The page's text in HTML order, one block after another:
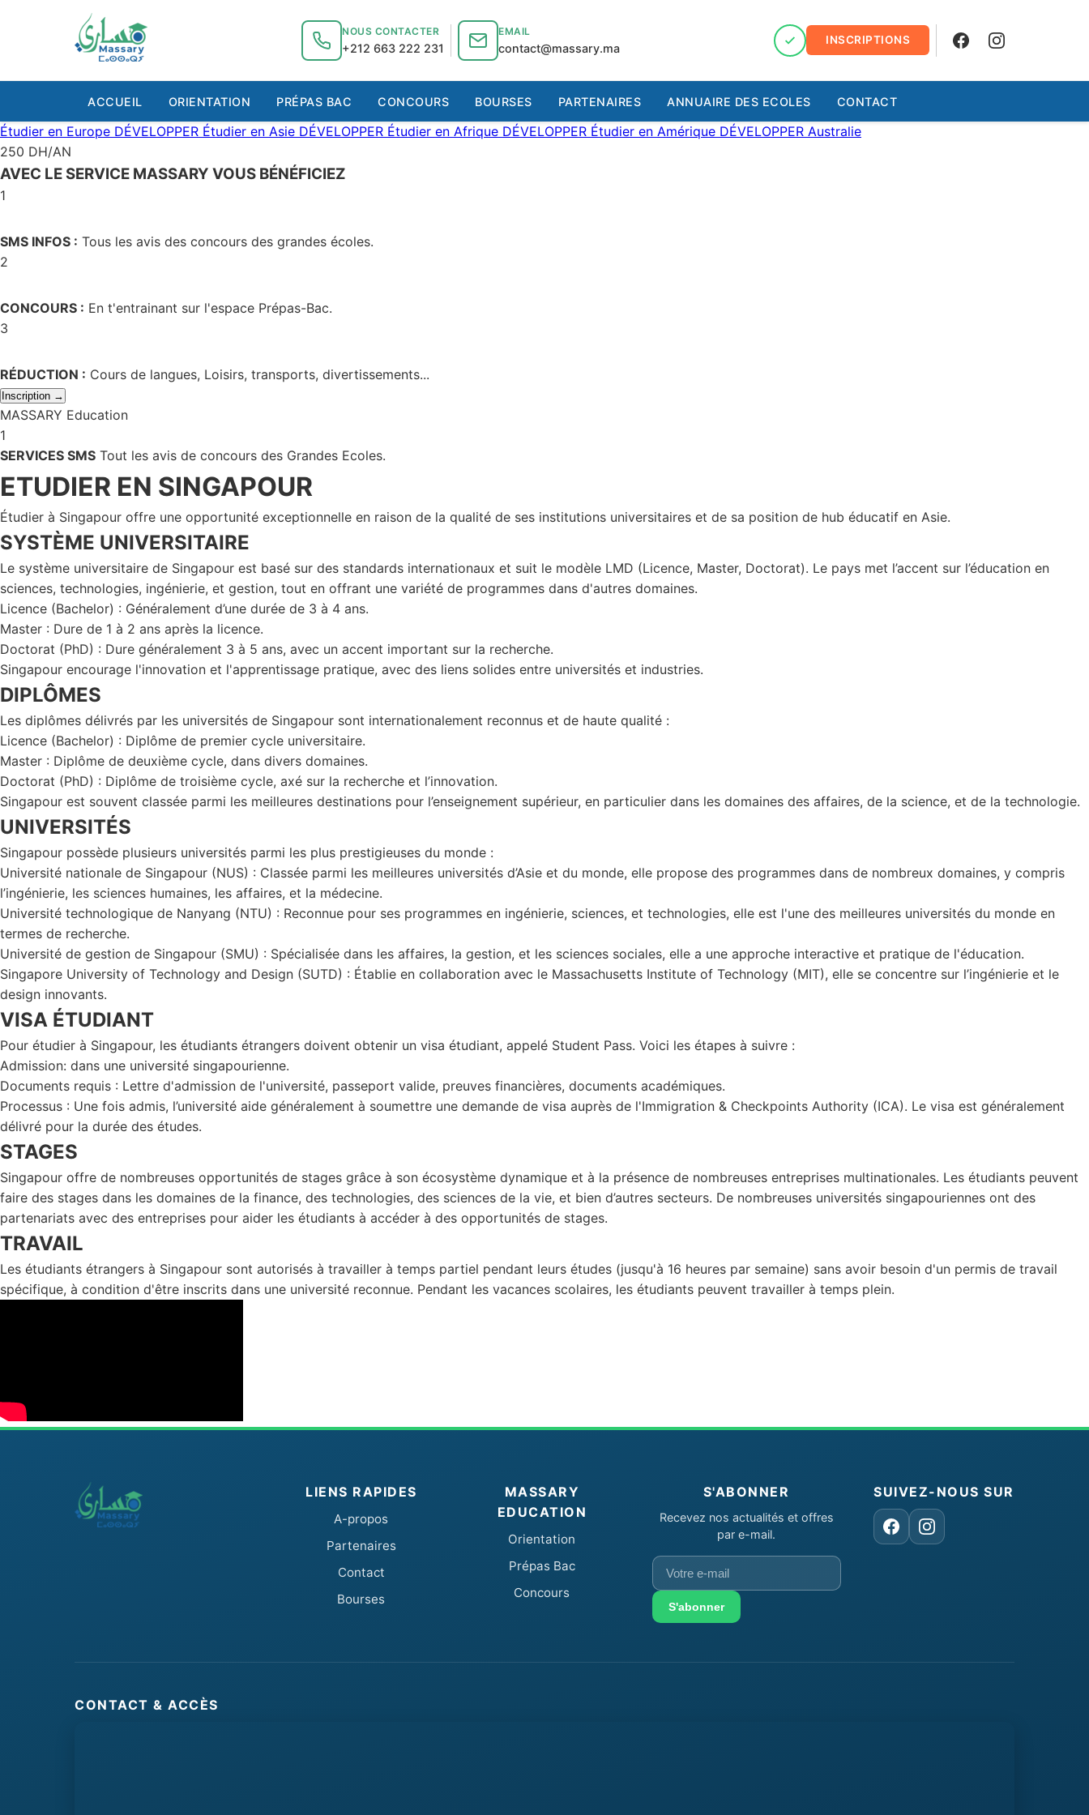
NOUS CONTACTER
+212 663 222 231
EMAIL
contact@massary.ma
INSCRIPTIONS
FacebookInstagram
ACCUEIL ORIENTATION PRÉPAS BAC CONCOURS BOURSES PARTENAIRES ANNUAIRE DES ECOLES CONTACT
Étudier en Europe DÉVELOPPER Étudier en Asie DÉVELOPPER Étudier en Afrique DÉVELOPPER Étudier en Amérique DÉVELOPPER Australie
250 DH/AN
AVEC LE SERVICE MASSARY VOUS BÉNÉFICIEZ
1
SMS INFOS : Tous les avis des concours des grandes écoles.
2
CONCOURS : En t'entrainant sur l'espace Prépas-Bac.
3
RÉDUCTION : Cours de langues, Loisirs, transports, divertissements...
Inscription →
MASSARY Education
1
SERVICES SMS Tout les avis de concours des Grandes Ecoles.
ETUDIER EN SINGAPOUR
Étudier à Singapour offre une opportunité exceptionnelle en raison de la qualité de ses institutions universitaires et de sa position de hub éducatif en Asie.
SYSTÈME UNIVERSITAIRE
Le système universitaire de Singapour est basé sur des standards internationaux et suit le modèle LMD (Licence, Master, Doctorat). Le pays met l’accent sur l’éducation en
sciences, technologies, ingénierie, et gestion, tout en offrant une variété de programmes dans d'autres domaines.
Licence (Bachelor) : Généralement d’une durée de 3 à 4 ans.
Master : Dure de 1 à 2 ans après la licence.
Doctorat (PhD) : Dure généralement 3 à 5 ans, avec un accent important sur la recherche.
Singapour encourage l'innovation et l'apprentissage pratique, avec des liens solides entre universités et industries.
DIPLÔMES
Les diplômes délivrés par les universités de Singapour sont internationalement reconnus et de haute qualité :
Licence (Bachelor) : Diplôme de premier cycle universitaire.
Master : Diplôme de deuxième cycle, dans divers domaines.
Doctorat (PhD) : Diplôme de troisième cycle, axé sur la recherche et l’innovation.
Singapour est souvent classée parmi les meilleures destinations pour l’enseignement supérieur, en particulier dans les domaines des affaires, de la science, et de la technologie.
UNIVERSITÉS
Singapour possède plusieurs universités parmi les plus prestigieuses du monde :
Université nationale de Singapour (NUS) : Classée parmi les meilleures universités d’Asie et du monde, elle propose des programmes dans de nombreux domaines, y compris
l’ingénierie, les sciences humaines, les affaires, et la médecine.
Université technologique de Nanyang (NTU) : Reconnue pour ses programmes en ingénierie, sciences, et technologies, elle est l'une des meilleures universités du monde en
termes de recherche.
Université de gestion de Singapour (SMU) : Spécialisée dans les affaires, la gestion, et les sciences sociales, elle a une approche interactive et pratique de l'éducation.
Singapore University of Technology and Design (SUTD) : Établie en collaboration avec le Massachusetts Institute of Technology (MIT), elle se concentre sur l’ingénierie et le
design innovants.
VISA ÉTUDIANT
Pour étudier à Singapour, les étudiants étrangers doivent obtenir un visa étudiant, appelé Student Pass. Voici les étapes à suivre :
Admission: dans une université singapourienne.
Documents requis : Lettre d'admission de l'université, passeport valide, preuves financières, documents académiques.
Processus : Une fois admis, l’université aide généralement à soumettre une demande de visa auprès de l'Immigration & Checkpoints Authority (ICA). Le visa est généralement
délivré pour la durée des études.
STAGES
Singapour offre de nombreuses opportunités de stages grâce à son écosystème dynamique et à la présence de nombreuses entreprises multinationales. Les étudiants peuvent
faire des stages dans les domaines de la finance, des technologies, des sciences de la vie, et bien d’autres secteurs. De nombreuses universités singapouriennes ont des
partenariats avec des entreprises pour aider les étudiants à accéder à des opportunités de stages.
TRAVAIL
Les étudiants étrangers à Singapour sont autorisés à travailler à temps partiel pendant leurs études (jusqu'à 16 heures par semaine) sans avoir besoin d'un permis de travail
spécifique, à condition d'être inscrits dans une université reconnue. Pendant les vacances scolaires, les étudiants peuvent travailler à temps plein.
LIENS RAPIDES
A-propos
Partenaires
Contact
Bourses
MASSARY
EDUCATION
Orientation
Prépas Bac
Concours
S'ABONNER
Recevez nos actualités et offres
par e-mail.
Votre
e-
mailS'abonner
SUIVEZ-NOUS SUR
FacebookInstagram
CONTACT & ACCÈS